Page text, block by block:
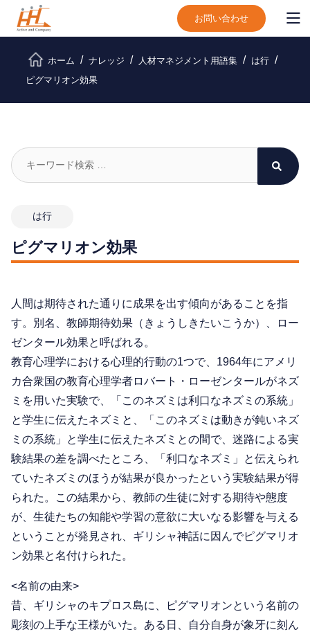
お問い合わせ
ホーム ナレッジ 人材マネジメント用語集
は行
ピグマリオン効果
は行
ピグマリオン効果
人間は期待された通りに成果を出す傾向があることを指
す。別名、教師期待効果（きょうしきたいこうか）、ロー
ゼンタール効果と呼ばれる。
教育心理学における心理的行動の1つで、1964年にアメリ
カ合衆国の教育心理学者ロバート・ローゼンタールがネズ
ミを用いた実験で、「このネズミは利口なネズミの系統」
と学生に伝えたネズミと、「このネズミは動きが鈍いネズ
ミの系統」と学生に伝えたネズミとの間で、迷路による実
験結果の差を調べたところ、「利口なネズミ」と伝えられ
ていたネズミのほうが結果が良かったという実験結果が得
られた。この結果から、教師の生徒に対する期待や態度
が、生徒たちの知能や学習の意欲に大いなる影響を与える
ということが発見され、ギリシャ神話に因んでピグマリオ
ン効果と名付けられた。
<名前の由来>
昔、ギリシャのキプロス島に、ピグマリオンという名前の
彫刻の上手な王様がいた。ある日、自分自身が象牙に刻ん